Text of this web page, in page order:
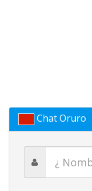
Chat Oruro